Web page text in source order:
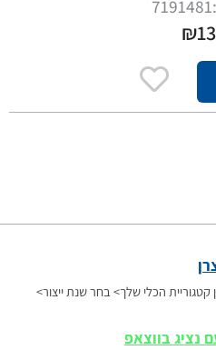
₪
הכלי שלך> בחר שנת ייצור>
נציג בווצאפ